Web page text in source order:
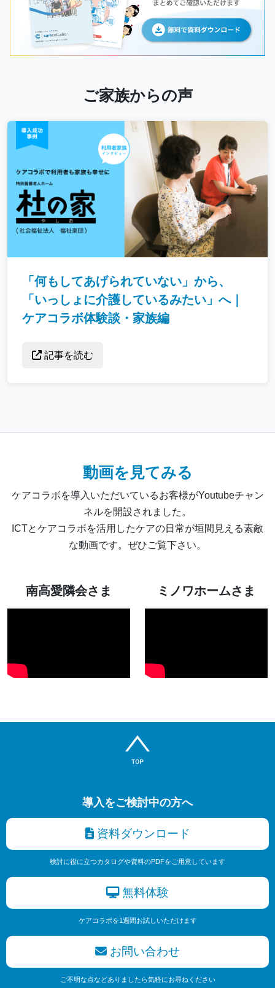
ご家族からの声
「何もしてあげられていない」から、
「いっしょに介護しているみたい」へ｜
ケアコラボ体験談・家族編
記事を読む
動画を見てみる
ケアコラボを導入いただいているお客様がYoutubeチャン
ネルを開設されました。
ICTとケアコラボを活用したケアの日常が垣間見える素敵
な動画です。ぜひご覧下さい。
南高愛隣会さま ミノワホームさま
導入をご検討中の方へ
資料ダウンロード
検討に役に立つカタログや資料のPDFをご用意しています
無料体験
ケアコラボを1週間お試しいただけます
お問い合わせ
ご不明な点などありましたら気軽にお尋ねください